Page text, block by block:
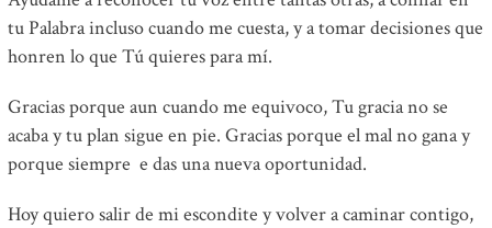
tu Palabra incluso cuando me cuesta,y a tomar decisiones que
honren lo que Tú quieres para mí.
Gracias porque aun cuando me equivoco,Tu gracia no se
acabay tu plan sigue en pie. Gracias porque el mal no ganay
porque siempre e das una nueva oportunidad.
Hoy quiero salir de mi escondite y volver a caminar contigo,